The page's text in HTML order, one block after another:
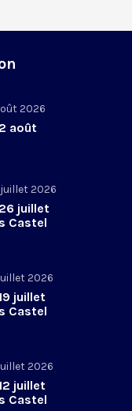
2026
août
2026
juillet
Castel
2026
juillet
Castel
2026
juillet
Castel